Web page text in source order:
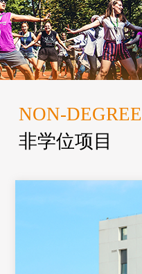
NON-
非学位项目